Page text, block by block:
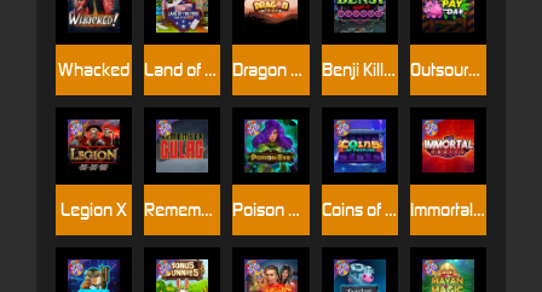
Outsourced: Payday
Land of the Free Benji Killed in Vegas
Poison Eve
Dragon Tribe
Immortal Fruits
Coins of Fortune
Legion X
Whacked
Remember Gulag